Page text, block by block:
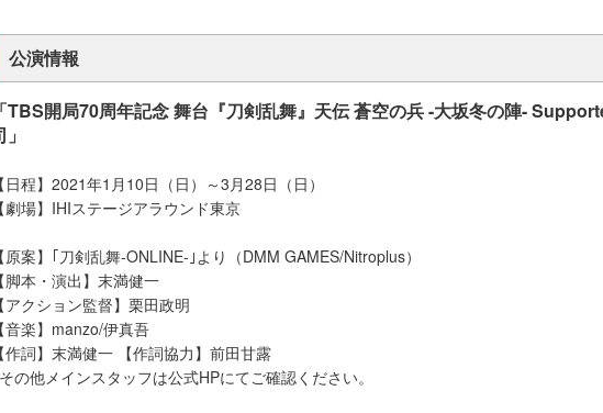
公演情報
「TBS開局70周年記念 舞台『刀剣乱舞』天伝 蒼空の兵 -大坂冬の陣-
【日程】2021年1月10日（日）～3月28日（日）
【劇場】IHIステージアラウンド東京
【原案】｢刀剣乱舞-ONLINE-｣より（DMM GAMES/Nitroplus）
【脚本・演出】末満健一
【アクション監督】栗田政明
【音楽】manzo/伊真吾
【作詞】末満健一 【作詞協力】前田甘露
の他メインスタッフは公式HPにてご確認ください。